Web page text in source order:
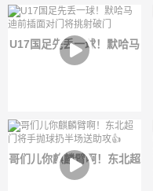
U17国足先丢一球！默哈马
迪前插面对门将挑射破门
哥们儿你麒麟臂啊！东北超
门将手抛球扔半场送助攻👍